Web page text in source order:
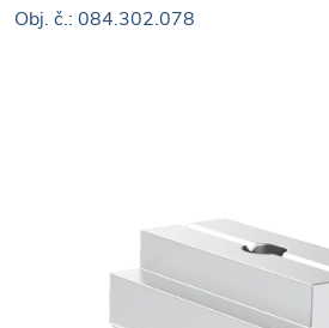
Obj. č.: 084.302.078